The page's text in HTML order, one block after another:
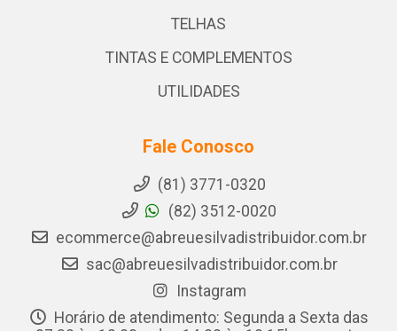
TELHAS
TINTAS E COMPLEMENTOS
UTILIDADES
Fale Conosco
(81) 3771-0320
(82) 3512-0020
ecommerce@abreuesilvadistribuidor.com.br
sac@abreuesilvadistribuidor.com.br
Instagram
Horário de atendimento: Segunda a Sexta das